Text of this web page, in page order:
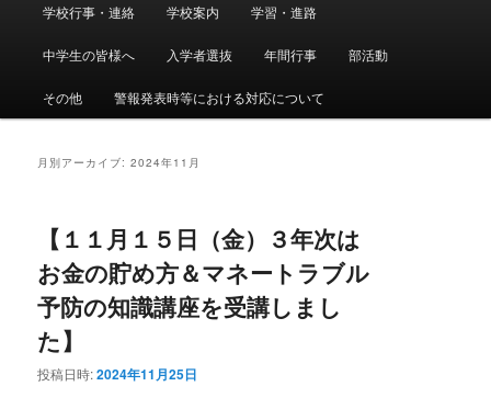
ュ
メ
イ
ン
コ
テ
ン
ツ
サ
ブ
コ
ン
ン
ツ
へ
学校行事・連絡 学校案内 学習・進路
中学生の皆様へ 入学者選抜 年間行事 部活動
その他 警報発表時等における対応について
月別アーカイブ:2024年11月
【１１月１５日（金）３年次は
お金の貯め方＆マネートラブル
予防の知識講座を受講しまし
た】
投稿日時:2024年11月25日